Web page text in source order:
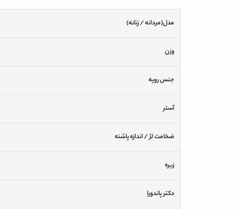
مدل(مردانه / زنانه)
وزن
جنس رویه
آستر
ضخامت لژ / اندازه پاشنه
زیره
دکتر پاندورا